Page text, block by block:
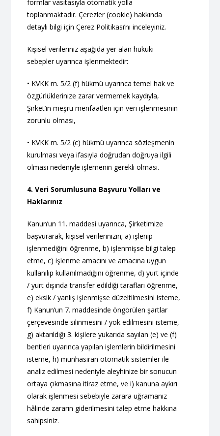
formlar vasıtasıyla otomatik yolla
toplanmaktadır. Çerezler (cookie) hakkında
detaylı bilgi için Çerez Politikası’nı inceleyiniz.
Kişisel verileriniz aşağıda yer alan hukuki
sebepler uyarınca işlenmektedir:
• KVKK m. 5/2 (f) hükmü uyarınca temel hak ve
özgürlüklerinize zarar vermemek kaydıyla,
Şirket’in meşru menfaatleri için veri işlenmesinin
zorunlu olması,
• KVKK m. 5/2 (c) hükmü uyarınca sözleşmenin
kurulması veya ifasıyla doğrudan doğruya ilgili
olması nedeniyle işlemenin gerekli olması.
4. Veri Sorumlusuna Başvuru Yolları ve
Haklarınız
Kanun’un 11. maddesi uyarınca, Şirketimize
başvurarak, kişisel verilerinizin; a) işlenip
işlenmediğini öğrenme, b) işlenmişse bilgi talep
etme, c) işlenme amacını ve amacına uygun
kullanılıp kullanılmadığını öğrenme, d) yurt içinde
/ yurt dışında transfer edildiği tarafları öğrenme,
e) eksik / yanlış işlenmişse düzeltilmesini isteme,
f) Kanun’un 7. maddesinde öngörülen şartlar
çerçevesinde silinmesini / yok edilmesini isteme,
g) aktarıldığı 3. kişilere yukarıda sayılan (e) ve (f)
bentleri uyarınca yapılan işlemlerin bildirilmesini
isteme, h) münhasıran otomatik sistemler ile
analiz edilmesi nedeniyle aleyhinize bir sonucun
ortaya çıkmasına itiraz etme, ve i) kanuna aykırı
olarak işlenmesi sebebiyle zarara uğramanız
hâlinde zararın giderilmesini talep etme hakkına
sahipsiniz.